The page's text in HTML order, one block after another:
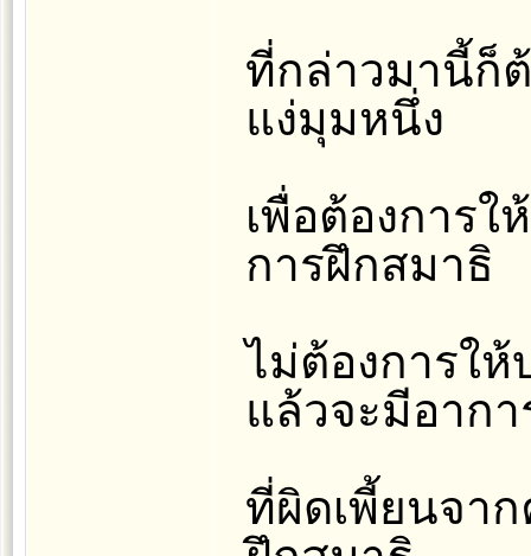
ที่กล่าวมานี้ก็
แง่มุมหนึ่ง
เพื่อต้องการใ
การฝึกสมาธิ
ไม่ต้องการใ
แล้วจะมีอากา
ที่ผิดเพี้ยนจา